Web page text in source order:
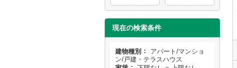
現在の検索条件
建物種別
アパート/マンショ
ン/戸建・テラスハウス